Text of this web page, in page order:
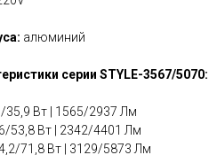
алюминий
серии STYLE-3567/5070:
35,9 Вт | 1565/2937 Лм
53,8 Вт | 2342/4401 Лм
71,8 Вт | 3129/5873 Лм